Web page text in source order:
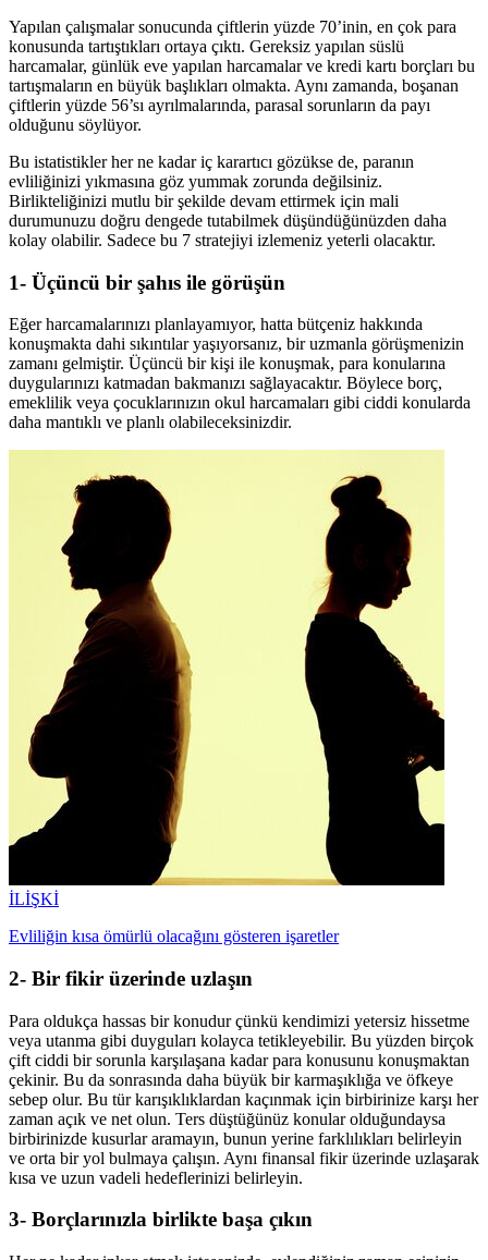
Yapılan çalışmalar sonucunda çiftlerin yüzde 70’inin, en çok para
konusunda tartıştıkları ortaya çıktı. Gereksiz yapılan süslü
harcamalar, günlük eve yapılan harcamalar ve kredi kartı borçları bu
tartışmaların en büyük başlıkları olmakta. Aynı zamanda, boşanan
çiftlerin yüzde 56’sı ayrılmalarında, parasal sorunların da payı
olduğunu söylüyor.
Bu istatistikler her ne kadar iç karartıcı gözükse de, paranın
evliliğinizi yıkmasına göz yummak zorunda değilsiniz.
Birlikteliğinizi mutlu bir şekilde devam ettirmek için mali
durumunuzu doğru dengede tutabilmek düşündüğünüzden daha
kolay olabilir. Sadece bu 7 stratejiyi izlemeniz yeterli olacaktır.
1- Üçüncü bir şahıs ile görüşün
Eğer harcamalarınızı planlayamıyor, hatta bütçeniz hakkında
konuşmakta dahi sıkıntılar yaşıyorsanız, bir uzmanla görüşmenizin
zamanı gelmiştir. Üçüncü bir kişi ile konuşmak, para konularına
duygularınızı katmadan bakmanızı sağlayacaktır. Böylece borç,
emeklilik veya çocuklarınızın okul harcamaları gibi ciddi konularda
daha mantıklı ve planlı olabileceksinizdir.
İLİŞKİ
Evliliğin kısa ömürlü olacağını gösteren işaretler
2- Bir fikir üzerinde uzlaşın
Para oldukça hassas bir konudur çünkü kendimizi yetersiz hissetme
veya utanma gibi duyguları kolayca tetikleyebilir. Bu yüzden birçok
çift ciddi bir sorunla karşılaşana kadar para konusunu konuşmaktan
çekinir. Bu da sonrasında daha büyük bir karmaşıklığa ve öfkeye
sebep olur. Bu tür karışıklıklardan kaçınmak için birbirinize karşı her
zaman açık ve net olun. Ters düştüğünüz konular olduğundaysa
birbirinizde kusurlar aramayın, bunun yerine farklılıkları belirleyin
ve orta bir yol bulmaya çalışın. Aynı finansal fikir üzerinde uzlaşarak
kısa ve uzun vadeli hedeflerinizi belirleyin.
3- Borçlarınızla birlikte başa çıkın